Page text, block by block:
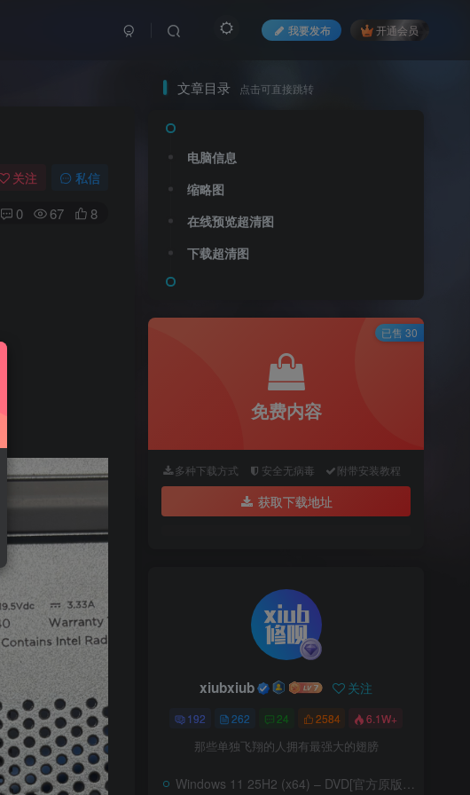
我要发布 开通会员
关注 私信
0 67 8
文章目录 点击可直接跳转
电脑信息
缩略图
在线预览超清图
下载超清图
免费内容
多种下载方式 安全无病毒 附带安装教程
获取下载地址
已售 30
xiubxiub 关注
192 262 24 2584 6.1W+
那些单独飞翔的人拥有最强大的翅膀
Windows 11 25H2 (x64) – DVD[官方原版ISO]–含家庭版